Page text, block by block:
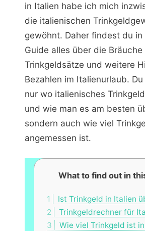
in Italien habe ich mich
die italienischen
gewöhnt. Daher findest du in
Guide alles über die Bräuche
Trinkgeldsätze und weitere
Bezahlen im Italienurlaub.
nur wo italienisches
und wie man es am besten
sondern auch wie viel
angemessen ist.
What to find out in
1
Ist Trinkgeld in Italien
2
Trinkgeldrechner für
3
Wie viel Trinkgeld ist